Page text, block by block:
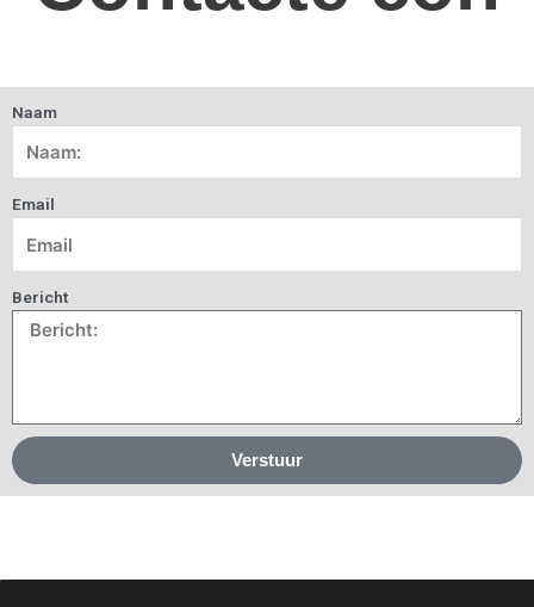
Naam
Email
Bericht
Verstuur